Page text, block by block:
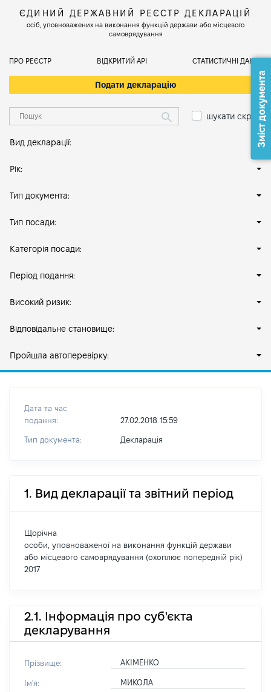
ЄДИНИЙ ДЕРЖАВНИЙ РЕЄСТР ДЕКЛАРАЦІЙ
осіб, уповноважених на виконання функцій держави або місцевого
самоврядування
ПРО РЕЄСТР ВІДКРИТИЙ АРІ СТАТИСТИЧНІ ДАНІ
Подати декларацію
шукати скрізь
Вид декларації:
Рік:
Тип документа:
Тип посади:
Категорія посади:
Період подання:
Високий ризик:
Відповідальне становище:
Пройшла автоперевірку:
Дата та час
подання:
27.02.2018 15:59
Тип документа: Декларація
1. Вид декларації та звітний період
Щорічна
особи, уповноваженої на виконання функцій держави
або місцевого самоврядування (охоплює попередній рік)
2017
2.1. Інформація про суб'єкта
декларування
Прізвище: АКІМЕНКО
Ім'я: МИКОЛА
Зміст документа